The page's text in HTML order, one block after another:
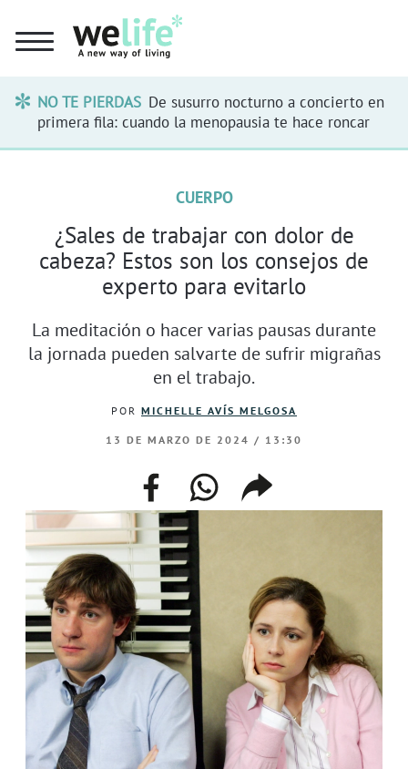
NO TE PIERDAS De susurro nocturno a concierto en
primera fila: cuando la menopausia te hace roncar
CUERPO
¿Sales de trabajar con dolor de
cabeza? Estos son los consejos de
experto para evitarlo
La meditación o hacer varias pausas durante
la jornada pueden salvarte de sufrir migrañas
en el trabajo.
POR MICHELLE AVÍS MELGOSA
13 DE MARZO DE 2024 / 13:30
facebookwhatsappcompartir
enlace